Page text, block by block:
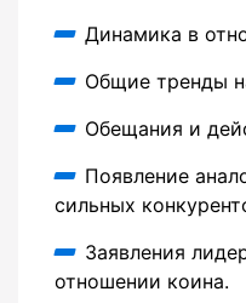
Динамика в
Общие тренды
Обещания и
Появление
сильных
Заявления
отношении коина.